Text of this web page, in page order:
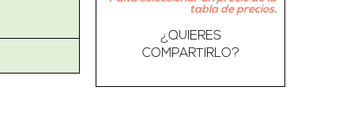
tabla de precios.
¿QUIERES
COMPARTIRLO?